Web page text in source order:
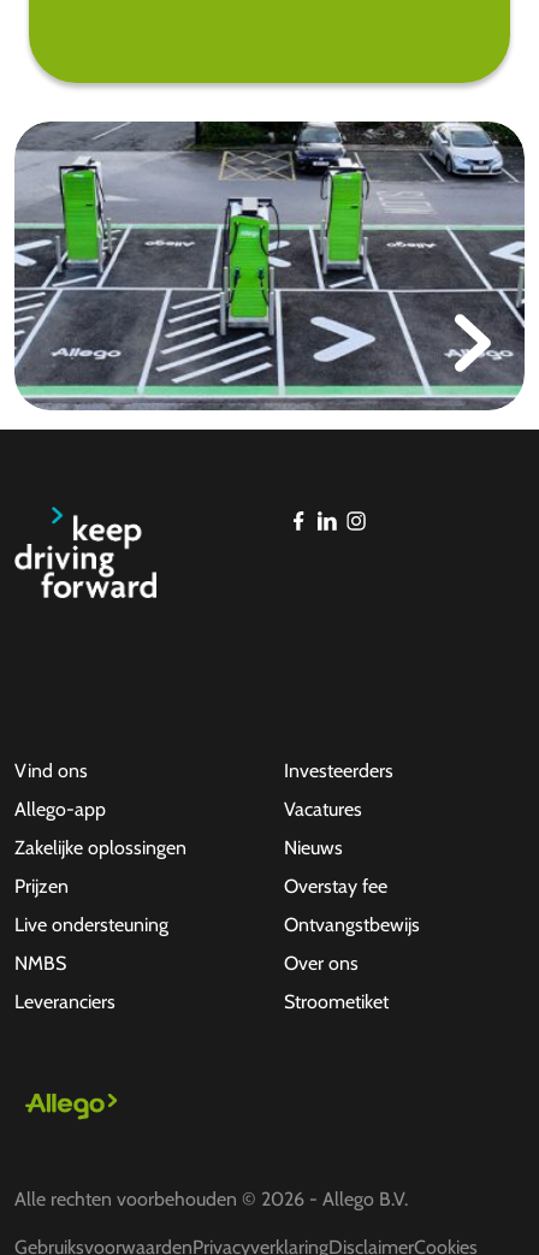
Vind ons
Allego-app
Zakelijke oplossingen
Prijzen
Live ondersteuning
NMBS
Leveranciers
Investeerders
Vacatures
Nieuws
Overstay fee
Ontvangstbewijs
Over ons
Stroometiket
Alle rechten voorbehouden © 2026 - Allego B.V.
GebruiksvoorwaardenPrivacyverklaringDisclaimerCookies